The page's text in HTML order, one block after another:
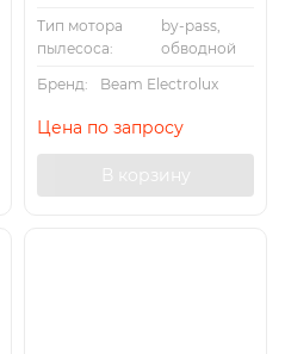
Тип мотора
пылесоса:
by-pass,
обводной
Бренд:
Beam Electrolux
Цена по запросу
В корзину